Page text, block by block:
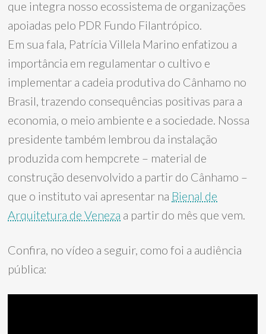
que integra nosso ecossistema de organizações
apoiadas pelo PDR Fundo Filantrópico.
Em sua fala, Patrícia Villela Marino enfatizou a
importância em regulamentar o cultivo e
implementar a cadeia produtiva do Cânhamo no
Brasil, trazendo consequências positivas para a
economia, o meio ambiente e a sociedade. Nossa
presidente também lembrou da instalação
produzida com hempcrete – material de
construção desenvolvido a partir do Cânhamo –
que o instituto vai apresentar na Bienal de
Arquitetura de Veneza a partir do mês que vem.
Confira, no vídeo a seguir, como foi a audiência
pública: